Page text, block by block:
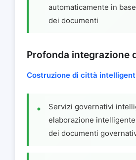
automaticamente in
dei documenti
Profonda integrazione
Costruzione di città
Servizi governativi
elaborazione
dei documenti